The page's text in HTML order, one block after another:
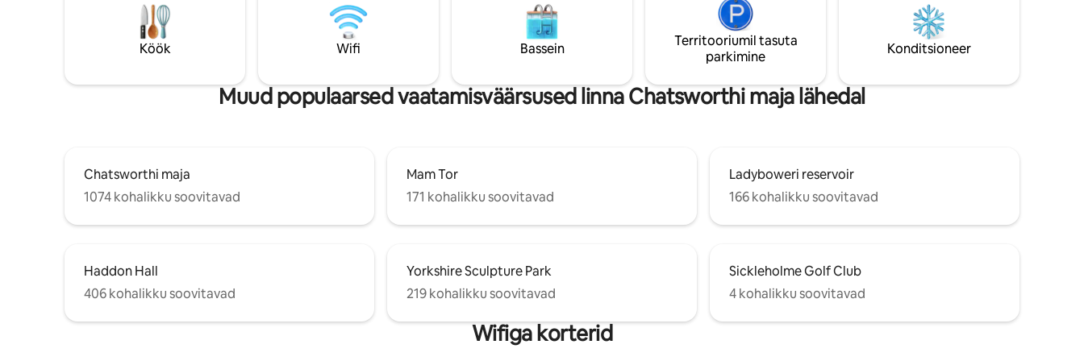
Netflix, Amazon Prime ja Disney+
Grillimine välisöögiks. Peresõbralik ja
(kraanikausi, tualeti ja dušiga vanni kohal).
Uues privaatses „riietusruumis“ on
kraanikauss, tualettpott ja tualettlaud,
kuid seal ei ole enam eraldi dušši.
kaugusel ja Rowsley on vaid 10-minutilise
autosõidu kaugusel Matlockist ja
Bakewellist, kuhu pääseb kohaliku
bussiteenusega.
suurune privaatne maa pakub piisavalt
ruumi vapustava ümbruse avastamiseks
ja nautimiseks.
Köök Wifi Bassein
Territooriumil tasuta
parkimine
Konditsioneer
Muud populaarsed vaatamisväärsused linna Chatsworthi maja lähedal
Chatsworthi maja
1074 kohalikku soovitavad
Mam Tor
171 kohalikku soovitavad
Ladyboweri reservoir
166 kohalikku soovitavad
Haddon Hall
406 kohalikku soovitavad
Yorkshire Sculpture Park
219 kohalikku soovitavad
Sickleholme Golf Club
4 kohalikku soovitavad
Wifiga korterid